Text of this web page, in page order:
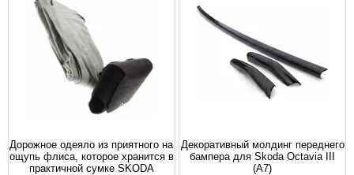
Дорожное одеяло из приятного на
ощупь флиса, которое хранится в
практичной сумке SKODA
Декоративный молдинг переднего
бампера для Skoda Octavia III
(A7)